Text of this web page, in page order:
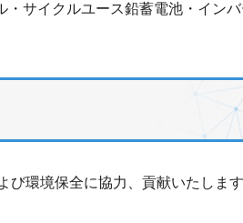
サイクルユース鉛蓄電池・イン
環境保全に協力、貢献いたします